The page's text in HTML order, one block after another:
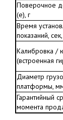
Поверочное
(е), г
Время
показаний,
Калибровка /
(встроенная
Диаметр
платформы,
Гарантийный
момента